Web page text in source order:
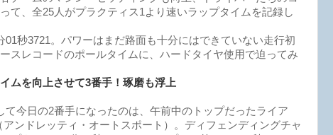
て、全25人がプラクティス1より速いラップタイムを記録し
秒3721。パワーはまだ路面も十分にはできていない走行初
スレコードのポールタイムに、ハードタイヤ使用で迫ってみ
ムを向上させて3番手！琢磨も浮上
今日の2番手になったのは、午前中のトップだったライア
アンドレッティ・オートスポート）。ディフェンディングチャ